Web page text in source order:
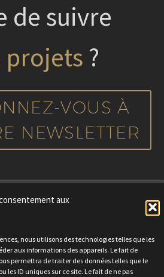
aux
nous utilisons des technologies telles que les
aux informations des appareils. Le fait de
permettra de traiter des données telles que le
les ID uniques sur ce site. Le fait de ne pas
de suivre
projets ?
VOUS À
NEWSLETTER
Mentions légales
Contactez-nous
Rejoignez-nous